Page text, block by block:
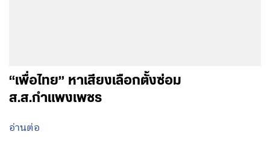
“เพื่อไทย” หาเสียงเลือกตั้งซ่อม
ส.ส.กำแพงเพชร
อ่านต่อ